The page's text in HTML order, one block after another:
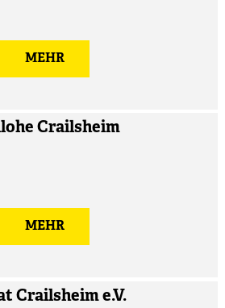
MEHR
Crailsheim
MEHR
Crailsheim e.V.